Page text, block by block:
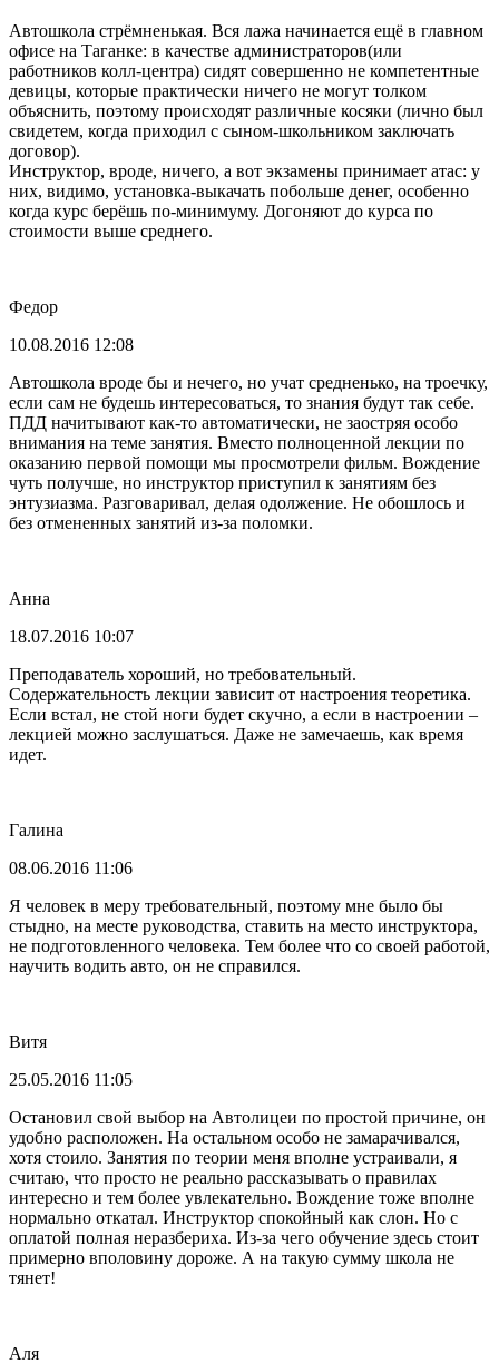
Автошкола стрёмненькая. Вся лажа начинается ещё в главном
офисе на Таганке: в качестве администраторов(или
работников колл-центра) сидят совершенно не компетентные
девицы, которые практически ничего не могут толком
объяснить, поэтому происходят различные косяки (лично был
свидетем, когда приходил с сыном-школьником заключать
договор).
Инструктор, вроде, ничего, а вот экзамены принимает атас: у
них, видимо, установка-выкачать побольше денег, особенно
когда курс берёшь по-минимуму. Догоняют до курса по
стоимости выше среднего.
Федор
10.08.2016 12:08
Автошкола вроде бы и нечего, но учат средненько, на троечку,
если сам не будешь интересоваться, то знания будут так себе.
ПДД начитывают как-то автоматически, не заостряя особо
внимания на теме занятия. Вместо полноценной лекции по
оказанию первой помощи мы просмотрели фильм. Вождение
чуть получше, но инструктор приступил к занятиям без
энтузиазма. Разговаривал, делая одолжение. Не обошлось и
без отмененных занятий из-за поломки.
Анна
18.07.2016 10:07
Преподаватель хороший, но требовательный.
Содержательность лекции зависит от настроения теоретика.
Если встал, не стой ноги будет скучно, а если в настроении –
лекцией можно заслушаться. Даже не замечаешь, как время
идет.
Галина
08.06.2016 11:06
Я человек в меру требовательный, поэтому мне было бы
стыдно, на месте руководства, ставить на место инструктора,
не подготовленного человека. Тем более что со своей работой,
научить водить авто, он не справился.
Витя
25.05.2016 11:05
Остановил свой выбор на Автолицеи по простой причине, он
удобно расположен. На остальном особо не замарачивался,
хотя стоило. Занятия по теории меня вполне устраивали, я
считаю, что просто не реально рассказывать о правилах
интересно и тем более увлекательно. Вождение тоже вполне
нормально откатал. Инструктор спокойный как слон. Но с
оплатой полная неразбериха. Из-за чего обучение здесь стоит
примерно вполовину дороже. А на такую сумму школа не
тянет!
Аля